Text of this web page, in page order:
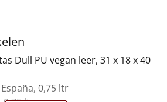
Dull PU vegan leer, 31 x 18 x 40
0,75 ltr